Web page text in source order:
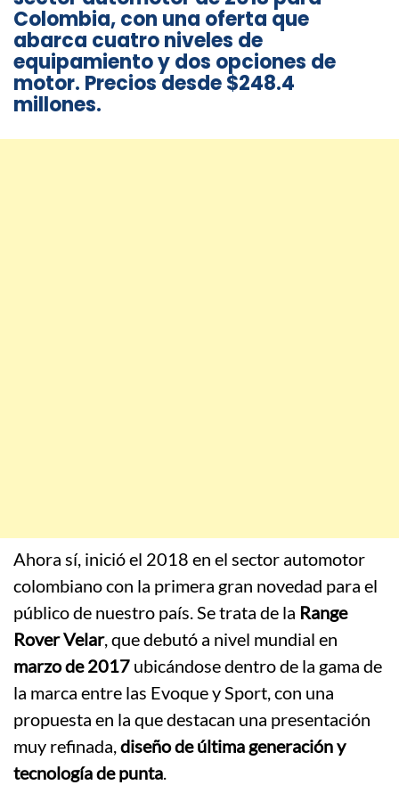
Colombia, con una oferta que
abarca cuatro niveles de
equipamiento y dos opciones de
motor. Precios desde $248.4
millones.
Ahora sí, inició el 2018 en el sector automotor
colombiano con la primera gran novedad para el
público de nuestro país. Se trata de la Range
Rover Velar, que debutó a nivel mundial en
marzo de 2017 ubicándose dentro de la gama de
la marca entre las Evoque y Sport, con una
propuesta en la que destacan una presentación
muy refinada,diseño de última generación y
tecnología de punta.